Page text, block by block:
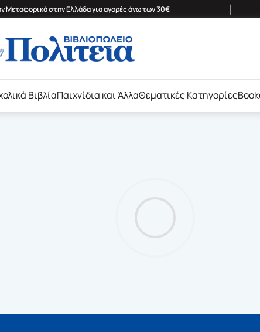
Μεταφορικά στην Ελλάδα για αγορές άνω των 30€ |
ΒιβλίαΠαιχνίδια και ΆλλαΘεματικές Κατηγορίες